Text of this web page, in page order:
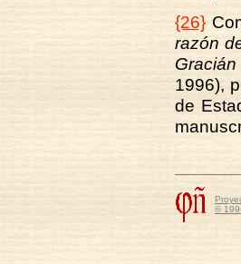
{26}
razón
1996),
de
©